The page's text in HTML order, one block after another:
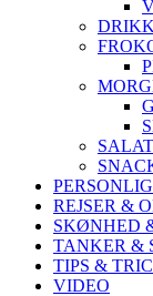
REJSER &
SKØNHED
TANKER &
TIPS &
VIDEO